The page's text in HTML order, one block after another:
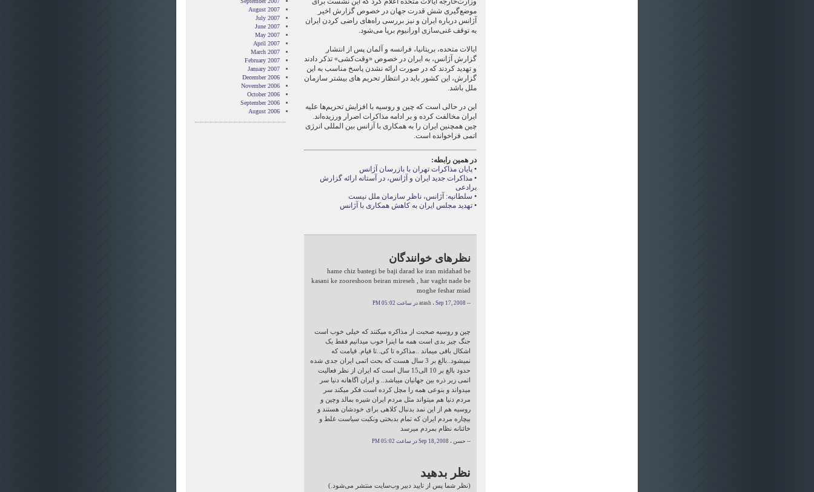
موضع‌گیری شش قدرت جهان در خصوص گزارش اخیر
آژانس درباره ایران و نیز بررسی راه‌های راضی کردن ایران
به توقف غنی‌سازی اورانیوم برپا می‌شود.
ایالات متحده، بریتانیا، فرانسه و آلمان پس از انتشار
گزارش آژانس، به ایران در خصوص «وقت‌کشی» تذکر دادند
و تهدید کردند که در صورت ارائه نشدن پاسخ مناسب به این
گزارش، این کشور باید در انتظار تحریم های بیشتر سازمان
ملل باشد.
این در حالی است که چین و روسیه با افزایش تحریم‌ها علیه
ایران مخالفت کرده و بر ادامه مذاکرات اصرار ورزیده‌اند.
چین همچنین ایران را به همکاری با آزانس بین المللی انرژی
اتمی فراخوانده است.
در همین رابطه:
•پایان مذاکرات تهران با بازرسان آژانس
•مذاکرات جدید ایران و آژانس، در آستانه ارائه گزارش
برادعی
• سلطانیه: آژانس، ناظر سازمان ملل نیست
•تهدید مجلس ایران به کاهش همکاری با آژانس
نظرهای خوانندگان
hame chiz bastegi be baji darad ke iran midahad be
kasani ke zooreshoon beiran mireseh , har vaght nade be
moghe feshar miad
-- arash ، Sep 17, 2008 در ساعت 05:02 PM
چین و روسیه صحبت از مذاکره میکنند که خیلی خوب است
جنگ چیز بدی است همه ما اینرا خوب میدانیم فقط یک
اشکال باقی میماند ..مذاکره تا کی..تا قیام. قیامت که
نمیشود..بالغ بر 3 سال هست که بحث اتمی ایران جدی شده
حدود بالغ بر 10 الی15 سال است که ایران از نظر فعالیت
اتمی زیر ذره بین جهانیان میباشد.. و ایران اگاهانه دنیا سر
میدواند و بنوعی همه را مچل کرده است فکر میکند سر
مردم دنیا هم میتواند مثل مردم ایران شیره بمالد وچین و
روسیه هم از این نمد بدنبال کلاهی برای خودشان هستند و
بیچاره مردم ایران که تمام بدبختی ونکبت سیاست غلط و
خائنانه نظام بمردم میرسد
-- حسن ، Sep 18, 2008 در ساعت 05:02 PM
نظر بدهید
(نظر شما پس از تایید دبیر وب‌سایت منتشر می‌شود.)
August 2007
July 2007
June 2007
May 2007
April 2007
March 2007
February 2007
January 2007
December 2006
November 2006
October 2006
September 2006
August 2006